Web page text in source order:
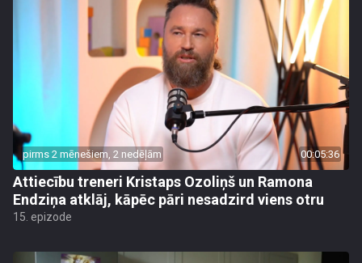
pirms 2 mēnešiem, 2 nedēļām 00:05:36
Attiecību treneri Kristaps Ozoliņš un Ramona
Endziņa atklāj, kāpēc pāri nesadzird viens otru
15. epizode